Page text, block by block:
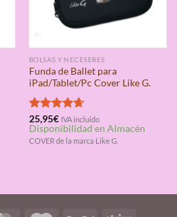
BOLSAS Y NECESERES
Funda de Ballet para
iPad/Tablet/Pc Cover Like G.
Valorado
con4.67
de 5
25,95€ IVA incluido
Disponibilidad en Almacén
COVER de la marca Like G.